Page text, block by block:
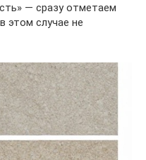
— сразу отметаем
этом случае не